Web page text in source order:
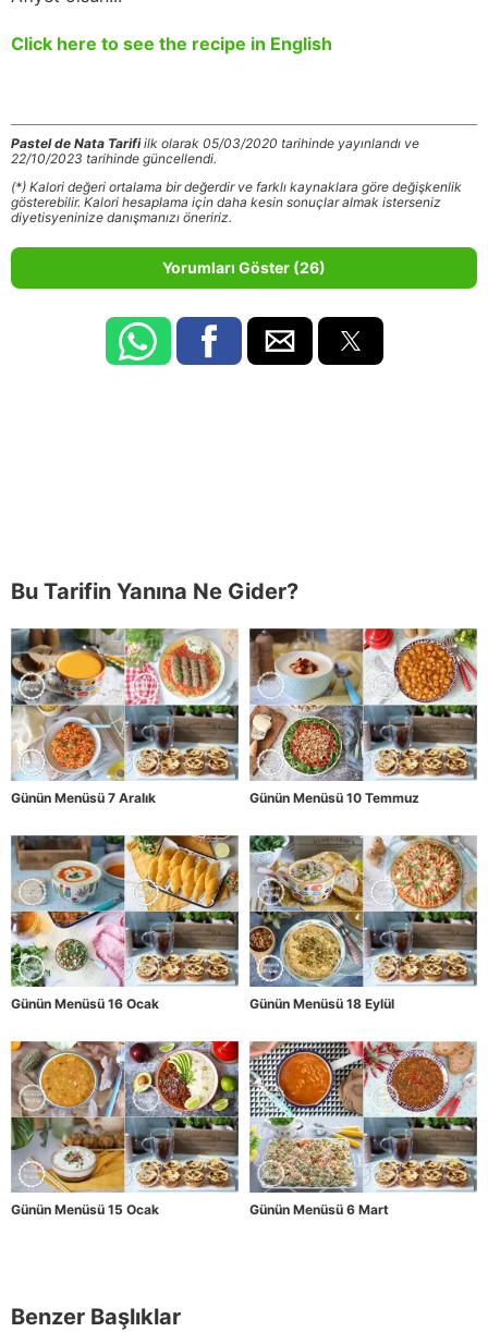
Click here to see the recipe in English
Pastel de Nata Tarifiilk olarak 05/03/2020 tarihinde yayınlandı ve
22/10/2023 tarihinde güncellendi.
(*) Kalori değeri ortalama bir değerdir ve farklı kaynaklara göre değişkenlik
gösterebilir. Kalori hesaplama için daha kesin sonuçlar almak isterseniz
diyetisyeninize danışmanızı öneririz.
Yorumları Göster (26)
Bu Tarifin Yanına Ne Gider?
Günün Menüsü 7 Aralık Günün Menüsü 10 Temmuz
Günün Menüsü 16 Ocak Günün Menüsü 18 Eylül
Günün Menüsü 15 Ocak Günün Menüsü 6 Mart
Benzer Başlıklar